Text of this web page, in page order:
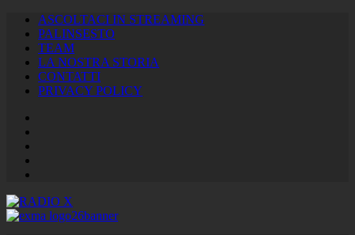
ASCOLTACI IN STREAMING
PALINSESTO
TEAM
LA NOSTRA STORIA
CONTATTI
PRIVACY POLICY